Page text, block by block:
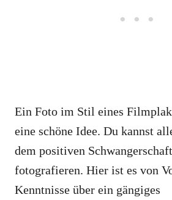
Ein Foto im Stil eines
eine schöne Idee. Du kannst
dem positiven
fotografieren. Hier ist es von
Kenntnisse über ein gängiges